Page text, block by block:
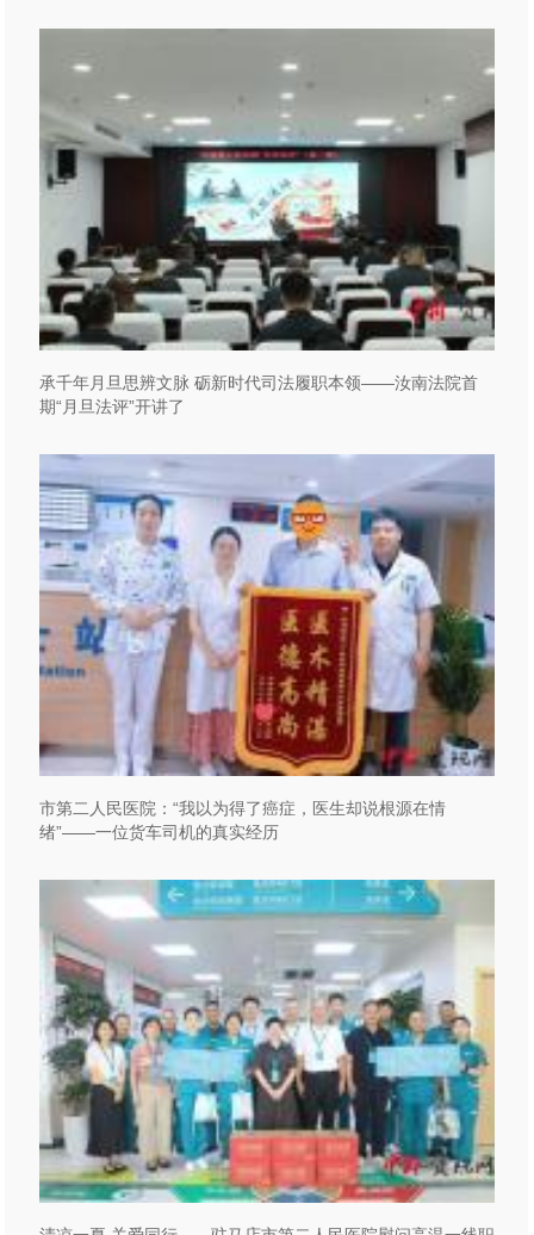
承千年月旦思辨文脉 砺新时代司法履职本领——汝南法院首
期“月旦法评”开讲了
市第二人民医院：“我以为得了癌症，医生却说根源在情
绪”——一位货车司机的真实经历